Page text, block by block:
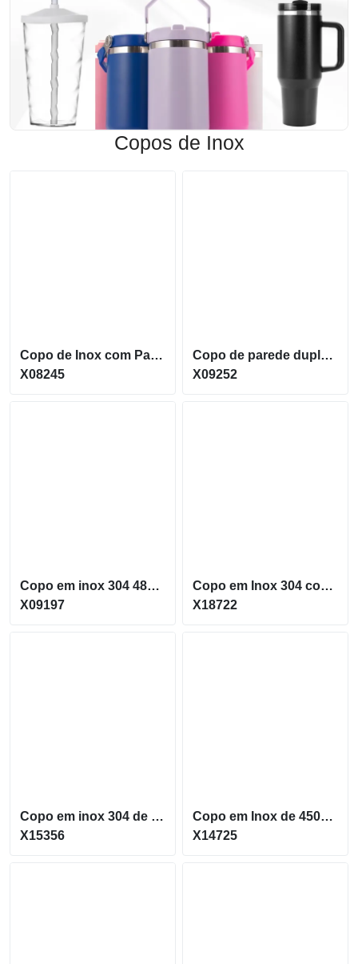
Copos de Inox
Copo de Inox com Parede Dupla capacidade de 150ml X08245
X08245
Copo de parede dupla com interior em inox 304 X09252
X09252
Copo em inox 304 480Ml com revestimento externo em (PP) X09197
X09197
Copo em Inox 304 com parede dupla de 300ML X18722
X18722
Copo em inox 304 de 250 ML Com Canudo Curvado em Inox X15356
X15356
Copo em Inox de 450ML com Parede Dupla e inferior emborrachado antideslizante X14725
X14725